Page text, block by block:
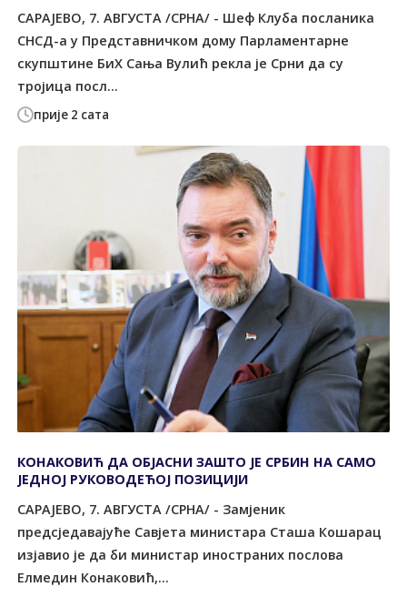
прије 2 сата
САРАЈЕВО, 7. АВГУСТА /СРНА/ - Шеф Клуба посланика
СНСД-а у Представничком дому Парламентарне
скупштине БиХ Сања Вулић рекла је Срни да су
тројица посл...
КОНАКОВИЋ ДА ОБЈАСНИ ЗАШТО ЈЕ СРБИН НА САМО
ЈЕДНОЈ РУКОВОДЕЋОЈ ПОЗИЦИЈИ
САРАЈЕВО, 7. АВГУСТА /СРНА/ - Замјеник
предсједавајуће Савјета министара Сташа Кошарац
изјавио је да би министар иностраних послова
Елмедин Конаковић,...